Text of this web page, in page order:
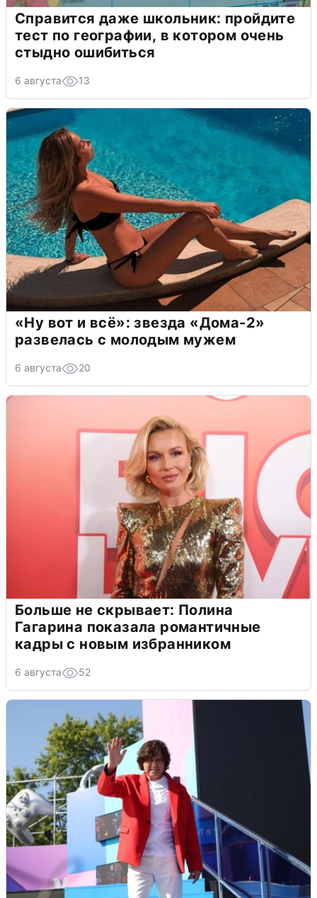
Справится даже школьник: пройдите
тест по географии, в котором очень
стыдно ошибиться
6 августа 13
«Ну вот и всё»: звезда «Дома-2»
развелась с молодым мужем
6 августа 20
Больше не скрывает: Полина
Гагарина показала романтичные
кадры с новым избранником
6 августа 52